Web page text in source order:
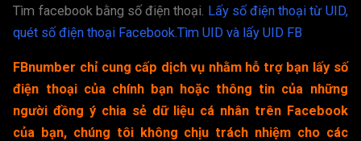
Tìm facebook bằng số điện thoại. Lấy số điện thoại từ UID,
quét số điện thoại Facebook.Tìm UID và lấy UID FB
FBnumber chỉ cung cấp dịch vụ nhằm hỗ trợ bạn lấy số
điện thoại của chính bạn hoặc thông tin của những
người đồng ý chia sẻ dữ liệu cá nhân trên Facebook
của bạn, chúng tôi không chịu trách nhiệm cho các